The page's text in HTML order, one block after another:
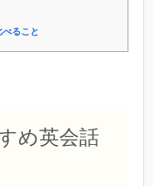
ること
め英会話